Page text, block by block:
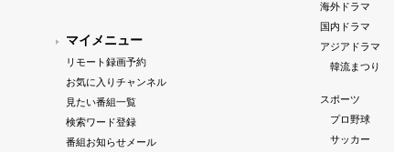
マイメニュー
リモート録画予約
お気に入りチャンネル
見たい番組一覧
検索ワード登録
番組お知らせメール
海外ドラマ
国内ドラマ
アジアドラマ
韓流まつり
スポーツ
プロ野球
サッカー